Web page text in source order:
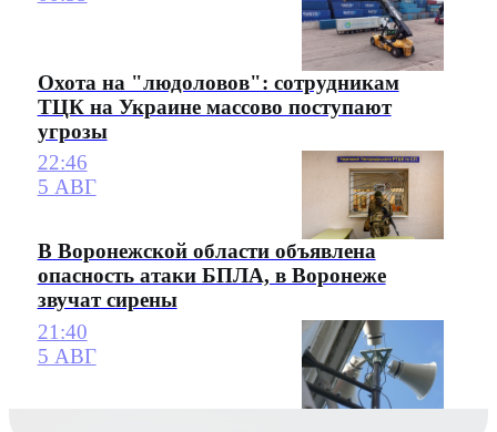
Охота на "людоловов": сотрудникам
ТЦК на Украине массово поступают
угрозы
22:46
5 АВГ
В Воронежской области объявлена
опасность атаки БПЛА, в Воронеже
звучат сирены
21:40
5 АВГ